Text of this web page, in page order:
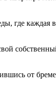
где каждая
от